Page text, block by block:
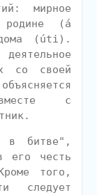
мирное
родине (á
(úti).
со своей
с
в битве",
его честь
того,
следует